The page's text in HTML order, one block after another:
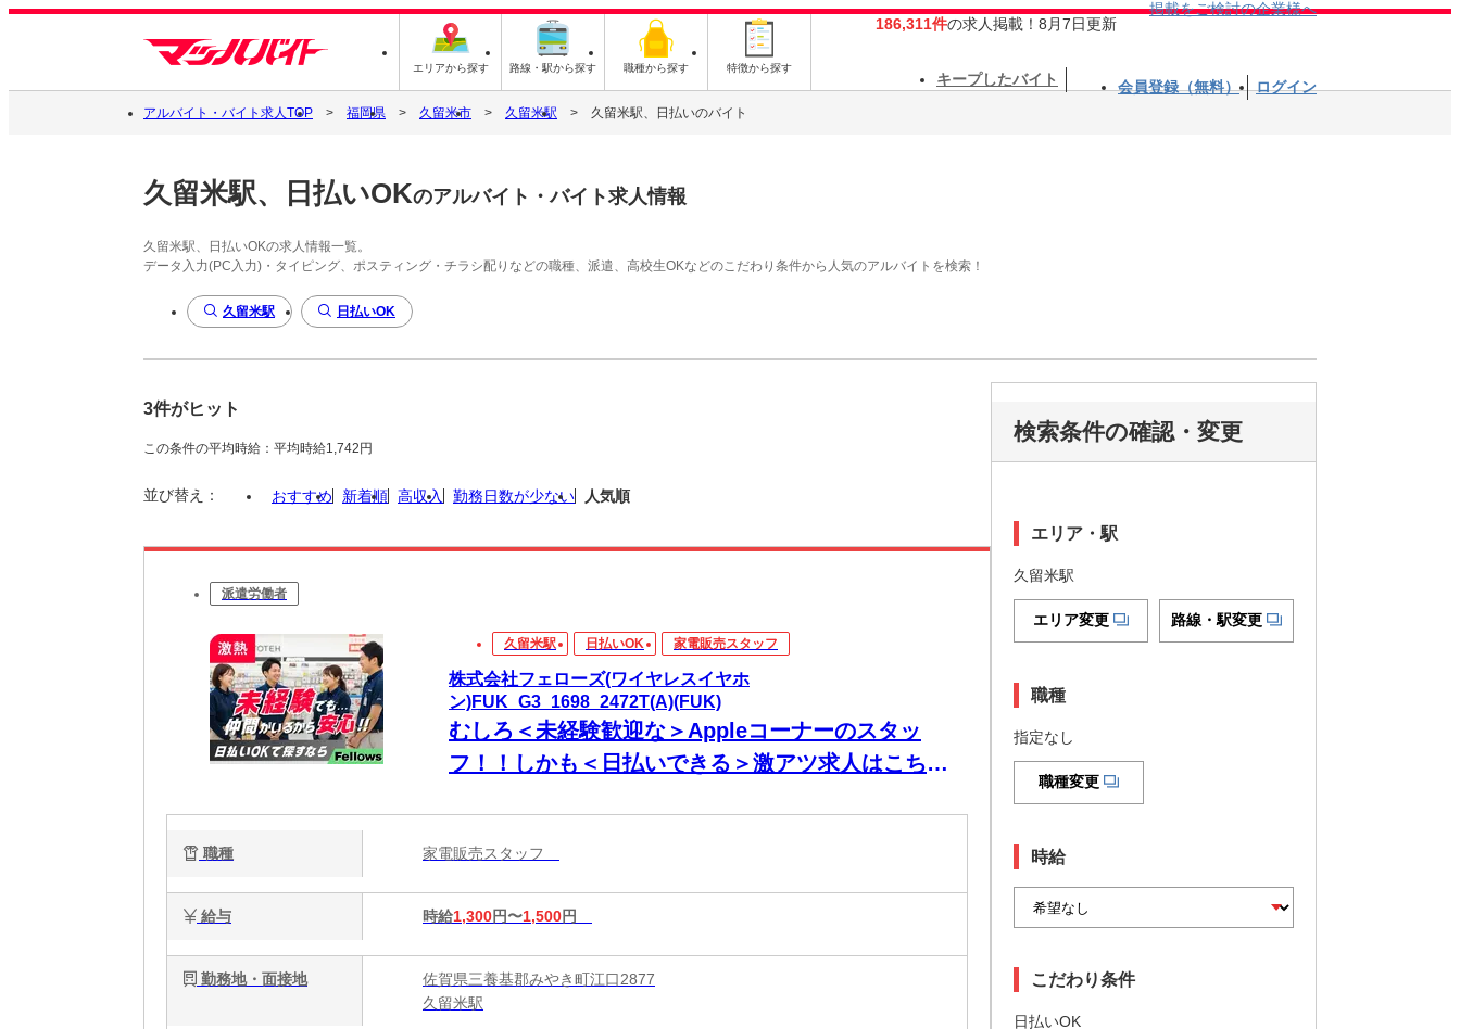
エリアから探す 路線・駅から探す 職種から探す 特徴から探す
186,311件の求人掲載！8月7日更新
掲載をご検討の企業様へ
キープしたバイト 会員登録（無料） ログイン
アルバイト・バイト求人TOP 福岡県 久留米市 久留米駅 久留米駅、日払いのバイト
久留米駅、日払いOKのアルバイト・バイト求人情報
久留米駅、日払いOKの求人情報一覧。
データ入力(PC入力)・タイピング、ポスティング・チラシ配りなどの職種、派遣、高校生OKなどのこだわり条件から人気のアルバイトを検索！
久留米駅 日払いOK
3件がヒット
この条件の平均時給：平均時給1,742円
並び替え： おすすめ 新着順 高収入 勤務日数が少ない 人気順
派遣労働者
久留米駅 日払いOK 家電販売スタッフ
株式会社フェローズ(ワイヤレスイヤホ
ン)FUK_G3_1698_2472T(A)(FUK)
むしろ＜未経験歓迎な＞Appleコーナーのスタッ
フ！！しかも＜日払いできる＞激アツ求人はこち
職種 家電販売スタッフ
給与 時給1,300円〜1,500円
勤務地・面接地
佐賀県三養基郡みやき町江口2877
久留米駅
検索条件の確認・変更
エリア・駅
久留米駅
エリア変更 路線・駅変更
職種
指定なし
職種変更
時給
こだわり条件
日払いOK